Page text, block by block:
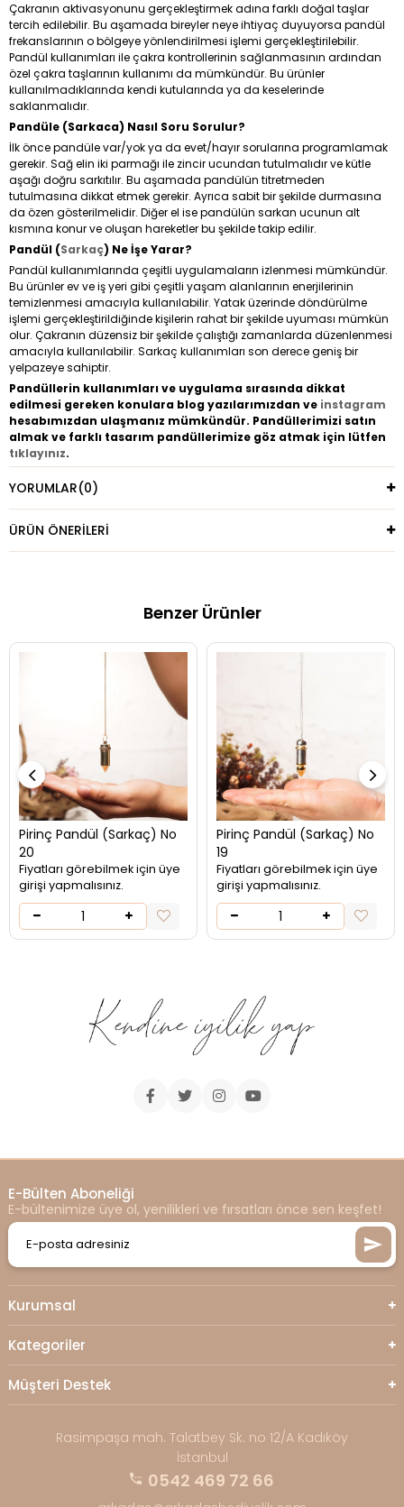
Çakranın aktivasyonunu gerçekleştirmek adına farklı doğal taşlar
tercih edilebilir. Bu aşamada bireyler neye ihtiyaç duyuyorsa pandül
frekanslarının o bölgeye yönlendirilmesi işlemi gerçekleştirilebilir.
Pandül kullanımları ile çakra kontrollerinin sağlanmasının ardından
özel çakra taşlarının kullanımı da mümkündür. Bu ürünler
kullanılmadıklarında kendi kutularında ya da keselerinde
saklanmalıdır.
Pandüle (Sarkaca) Nasıl Soru Sorulur?
İlk önce pandüle var/yok ya da evet/hayır sorularına programlamak
gerekir. Sağ elin iki parmağı ile zincir ucundan tutulmalıdır ve kütle
aşağı doğru sarkıtılır. Bu aşamada pandülün titretmeden
tutulmasına dikkat etmek gerekir. Ayrıca sabit bir şekilde durmasına
da özen gösterilmelidir. Diğer el ise pandülün sarkan ucunun alt
kısmına konur ve oluşan hareketler bu şekilde takip edilir.
Pandül (Sarkaç) Ne İşe Yarar?
Pandül kullanımlarında çeşitli uygulamaların izlenmesi mümkündür.
Bu ürünler ev ve iş yeri gibi çeşitli yaşam alanlarının enerjilerinin
temizlenmesi amacıyla kullanılabilir. Yatak üzerinde döndürülme
işlemi gerçekleştirildiğinde kişilerin rahat bir şekilde uyuması mümkün
olur. Çakranın düzensiz bir şekilde çalıştığı zamanlarda düzenlenmesi
amacıyla kullanılabilir. Sarkaç kullanımları son derece geniş bir
yelpazeye sahiptir.
Pandüllerin kullanımları ve uygulama sırasında dikkat
edilmesi gereken konulara blog yazılarımızdan ve instagram
hesabımızdan ulaşmanız mümkündür. Pandüllerimizi satın
almak ve farklı tasarım pandüllerimize göz atmak için lütfen
tıklayınız.
YORUMLAR(0)
ÜRÜN ÖNERILERI
Benzer Ürünler
Pirinç Pandül (Sarkaç) No
20
Fiyatları görebilmek için üye
girişi yapmalısınız.
Pirinç Pandül (Sarkaç) No
19
Fiyatları görebilmek için üye
girişi yapmalısınız.
Rasimpaşa mah. Talatbey Sk. no 12/A Kadıköy
İstanbul
0542 469 72 66
Kurumsal
Kategoriler
Müşteri Destek
E-Bülten Aboneliği
E-bültenimize üye ol, yenilikleri ve fırsatları önce sen keşfet!